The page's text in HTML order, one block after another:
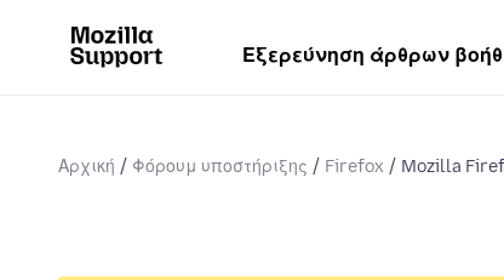
Εξερεύνηση άρθρων
Αρχική Φόρουμ υποστήριξης Firefox Mozilla